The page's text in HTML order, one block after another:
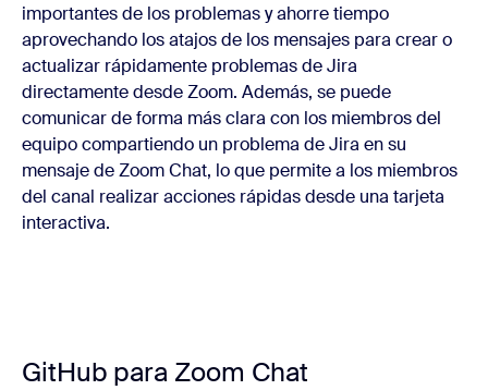
importantes de los problemas y ahorre tiempo
aprovechando los atajos de los mensajes para crear o
actualizar rápidamente problemas de Jira
directamente desde Zoom. Además, se puede
comunicar de forma más clara con los miembros del
equipo compartiendo un problema de Jira en su
mensaje de Zoom Chat, lo que permite a los miembros
del canal realizar acciones rápidas desde una tarjeta
interactiva.
GitHub para Zoom Chat